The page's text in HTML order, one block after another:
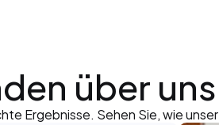
über
Ergebnisse. Sehen Sie, wie